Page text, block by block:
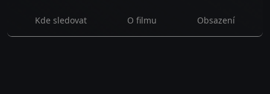
Kde sledovat O filmu Obsazení